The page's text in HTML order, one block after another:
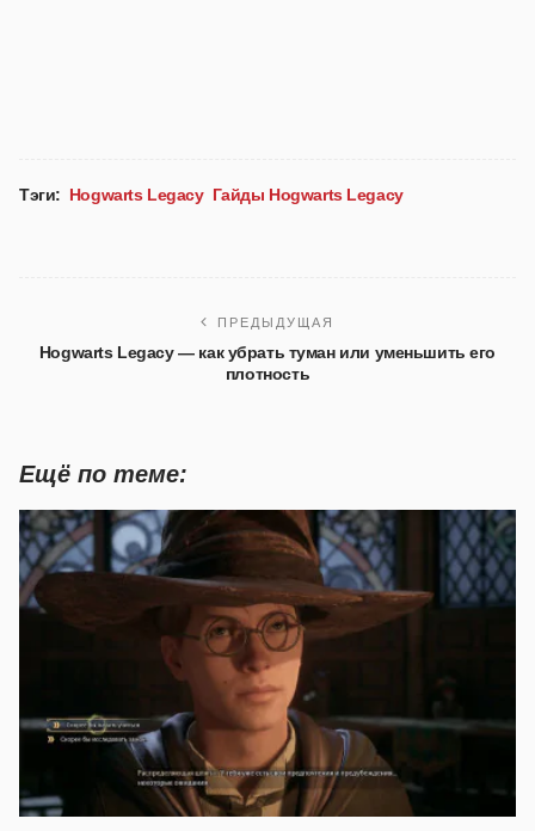
Тэги: Hogwarts Legacy Гайды Hogwarts Legacy
ПРЕДЫДУЩАЯ
Hogwarts Legacy — как убрать туман или уменьшить его
плотность
Ещё по теме: